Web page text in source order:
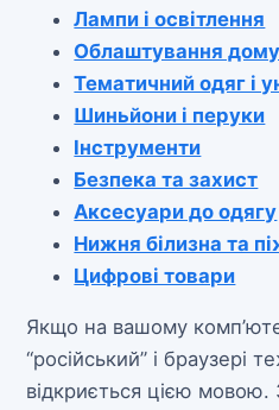
Лампи і освітлення
Облаштування дому
Тематичний одяг і
Шиньйони і перуки
Інструменти
Безпека та захист
Аксесуари до одягу
Нижня білизна та
Цифрові товари
Якщо на вашому
“російський” і браузері
відкриється цією